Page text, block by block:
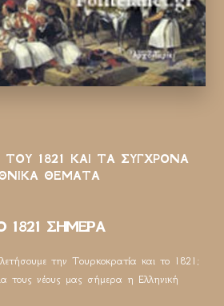
1821 ΚΑΙ ΤΑ ΣΥΓΧΡΟΝΑ
ΘΕΜΑΤΑ
1821 ΣΗΜΕΡΑ
την Τουρκοκρατία και το 1821;
τους νέους μας σήμερα η Ελληνική